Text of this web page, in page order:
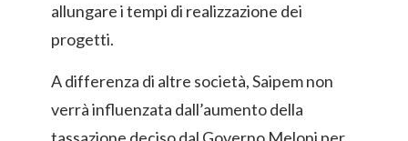
allungare i tempi di realizzazione dei
progetti.
A differenza di altre società, Saipem non
verrà influenzata dall’aumento della